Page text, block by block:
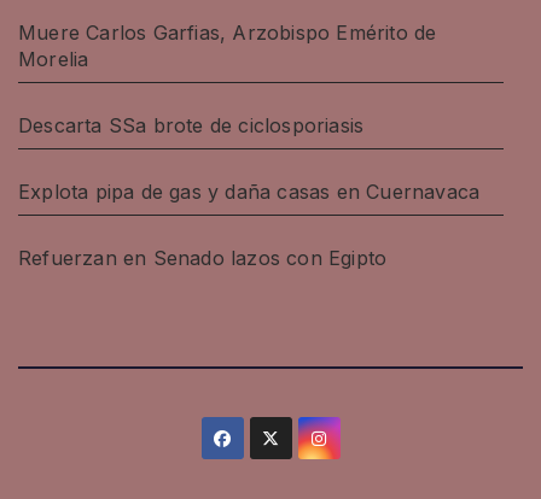
Muere Carlos Garfias, Arzobispo Emérito de
Morelia
Descarta SSa brote de ciclosporiasis
Explota pipa de gas y daña casas en Cuernavaca
Refuerzan en Senado lazos con Egipto